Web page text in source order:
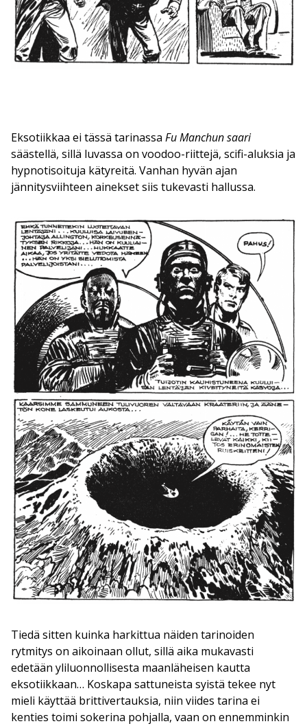
Eksotiikkaa ei tässä tarinassa Fu Manchun saari
säästellä, sillä luvassa on voodoo-riittejä, scifi-aluksia ja
hypnotisoituja kätyreitä. Vanhan hyvän ajan
jännitysviihteen ainekset siis tukevasti hallussa.
Tiedä sitten kuinka harkittua näiden tarinoiden
rytmitys on aikoinaan ollut, sillä aika mukavasti
edetään yliluonnollisesta maanläheisen kautta
eksotiikkaan… Koskapa sattuneista syistä tekee nyt
mieli käyttää brittivertauksia, niin viides tarina ei
kenties toimi sokerina pohjalla, vaan on ennemminkin